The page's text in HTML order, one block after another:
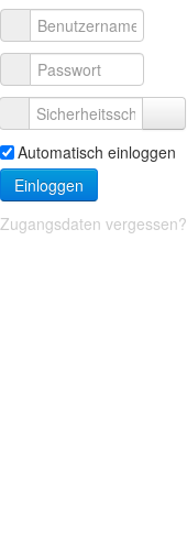
Automatisch einloggen
Einloggen
Zugangsdaten vergessen?